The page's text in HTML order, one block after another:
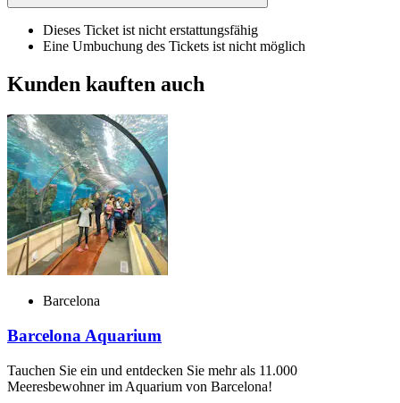
Dieses Ticket ist nicht erstattungsfähig
Eine Umbuchung des Tickets ist nicht möglich
Kunden kauften auch
Barcelona
Barcelona Aquarium
Tauchen Sie ein und entdecken Sie mehr als 11.000
Meeresbewohner im Aquarium von Barcelona!